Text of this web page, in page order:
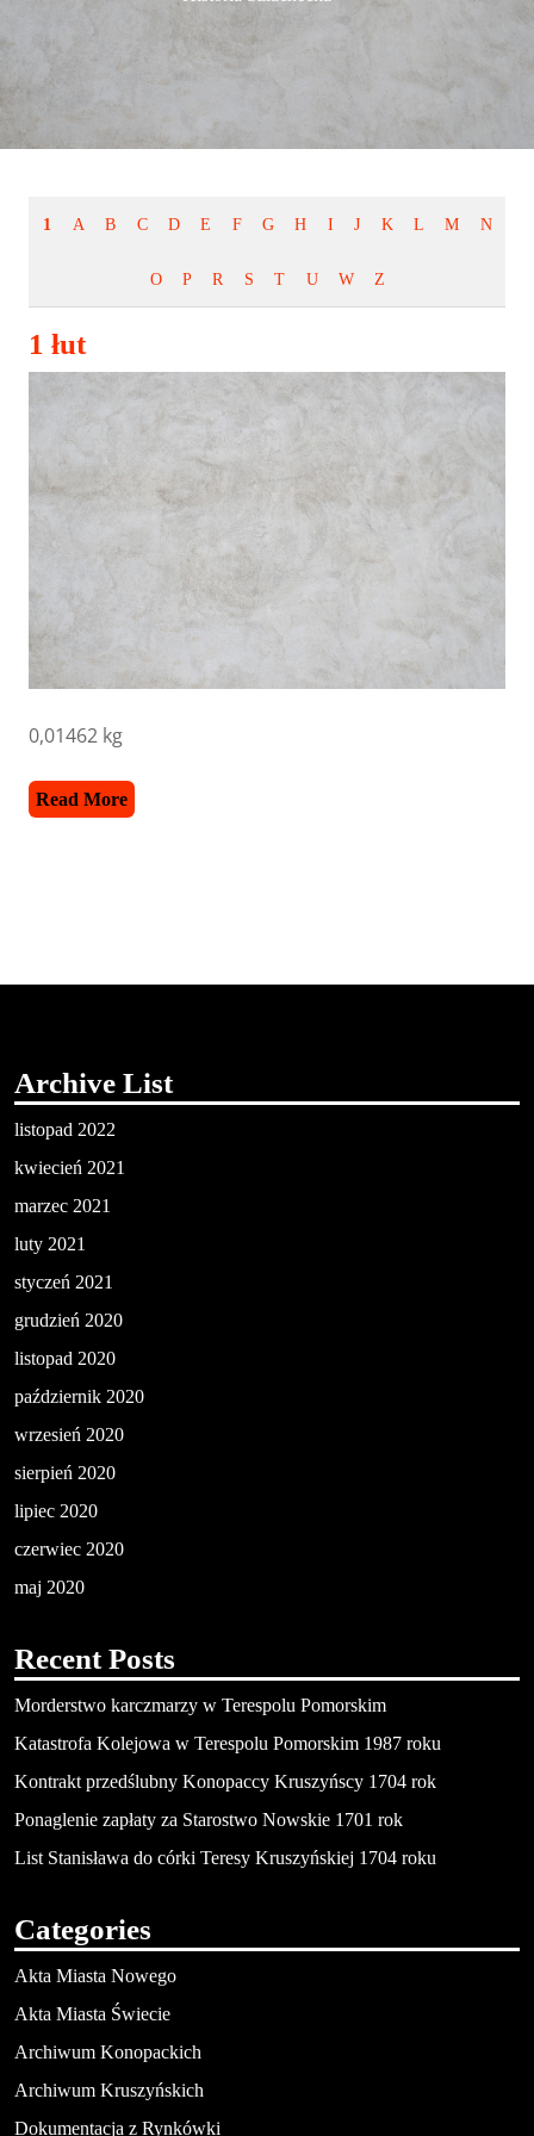
1 A B C D E F G H I J K L M N
O P R S T U W Z
1 łut
0,01462 kg
Read More
Archive List
listopad 2022
kwiecień 2021
marzec 2021
luty 2021
styczeń 2021
grudzień 2020
listopad 2020
październik 2020
wrzesień 2020
sierpień 2020
lipiec 2020
czerwiec 2020
maj 2020
Recent Posts
Morderstwo karczmarzy w Terespolu Pomorskim
Katastrofa Kolejowa w Terespolu Pomorskim 1987 roku
Kontrakt przedślubny Konopaccy Kruszyńscy 1704 rok
Ponaglenie zapłaty za Starostwo Nowskie 1701 rok
List Stanisława do córki Teresy Kruszyńskiej 1704 roku
Categories
Akta Miasta Nowego
Akta Miasta Świecie
Archiwum Konopackich
Archiwum Kruszyńskich
Dokumentacja z Rynkówki